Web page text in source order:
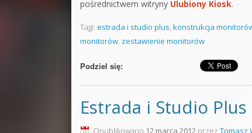
pośrednictwem witryny Ulubiony Kiosk.
Tagi: estrada i studio plus, konstrukcja
monitorów, zestawienie monitorów
Podziel się:
Estrada i Studio
Opublikowano 12 marca 2012 przez Tomasz